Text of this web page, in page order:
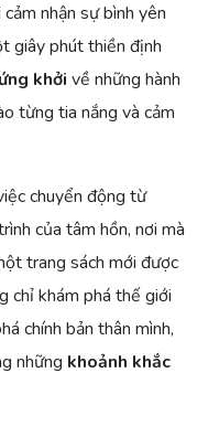
nhận sự bình yên
giây phút thiền định
khởi về những hành
từng tia nắng và cảm
chuyển động từ
của tâm hồn, nơi mà
trang sách mới được
chỉ khám phá thế giới
chính bản thân mình,
những khoảnh khắc